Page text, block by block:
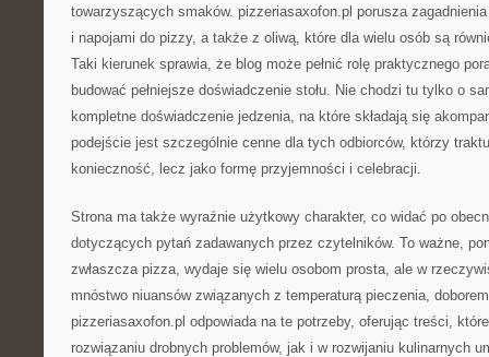
towarzyszących smaków. pizzeriasaxofon.pl porusza
i napojami do pizzy, a także z oliwą, które dla wielu osób są
Taki kierunek sprawia, że blog może pełnić rolę praktycznego
budować pełniejsze doświadczenie stołu. Nie chodzi tu tylko o
kompletne doświadczenie jedzenia, na które składają się
podejście jest szczególnie cenne dla tych odbiorców, którzy
konieczność, lecz jako formę przyjemności i celebracji.
Strona ma także wyraźnie użytkowy charakter, co widać po
dotyczących pytań zadawanych przez czytelników. To ważne,
zwłaszcza pizza, wydaje się wielu osobom prosta, ale w
mnóstwo niuansów związanych z temperaturą pieczenia,
pizzeriasaxofon.pl odpowiada na te potrzeby, oferując treści,
rozwiązaniu drobnych problemów, jak i w rozwijaniu kulinarnych